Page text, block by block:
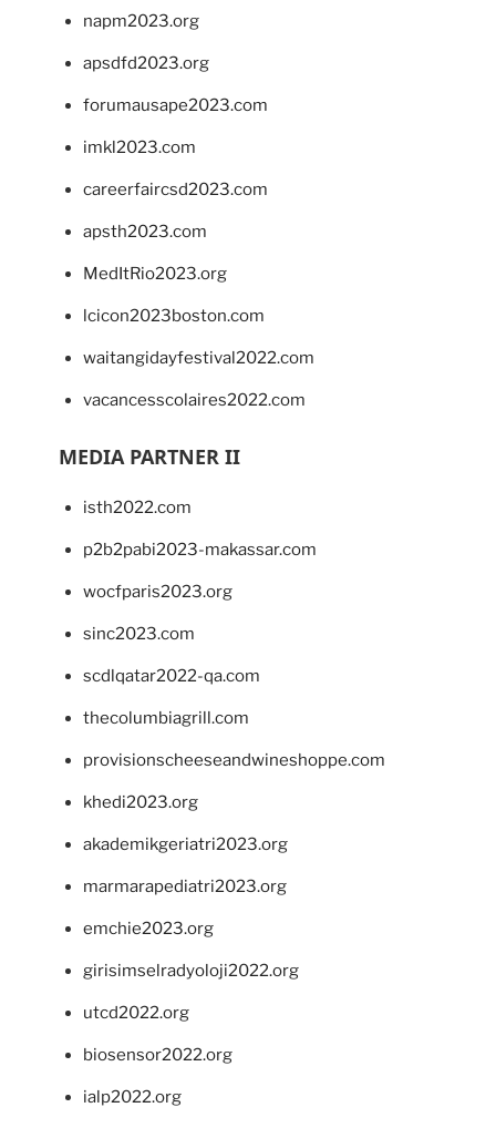
napm2023.org
apsdfd2023.org
forumausape2023.com
imkl2023.com
careerfaircsd2023.com
apsth2023.com
MedItRio2023.org
lcicon2023boston.com
waitangidayfestival2022.com
vacancesscolaires2022.com
MEDIA PARTNER II
isth2022.com
p2b2pabi2023-makassar.com
wocfparis2023.org
sinc2023.com
scdlqatar2022-qa.com
thecolumbiagrill.com
provisionscheeseandwineshoppe.com
khedi2023.org
akademikgeriatri2023.org
marmarapediatri2023.org
emchie2023.org
girisimselradyoloji2022.org
utcd2022.org
biosensor2022.org
ialp2022.org